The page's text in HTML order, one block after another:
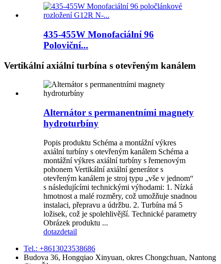
435-455W Monofaciální 96
Poloviční...
Vertikální axiální turbína s otevřeným kanálem
Alternátor s permanentními magnety
hydroturbíny
Popis produktu Schéma a montážní výkres
axiální turbíny s otevřeným kanálem Schéma a
montážní výkres axiální turbíny s řemenovým
pohonem Vertikální axiální generátor s
otevřeným kanálem je stroj typu „vše v jednom“
s následujícími technickými výhodami: 1. Nízká
hmotnost a malé rozměry, což umožňuje snadnou
instalaci, přepravu a údržbu. 2. Turbína má 5
ložisek, což je spolehlivější. Technické parametry
Obrázek produktu ...
dotazdetail
Tel.: +8613023538686
Budova 36, ​​Hongqiao Xinyuan, okres Chongchuan, Nantong